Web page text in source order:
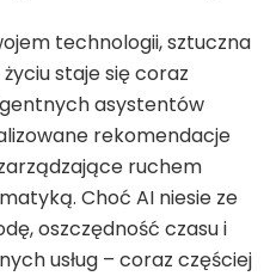
technologii, sztuczna
staje się coraz
asystentów
rekomendacje
ruchem
Choć AI niesie ze
oszczędność czasu i
usług – coraz częściej